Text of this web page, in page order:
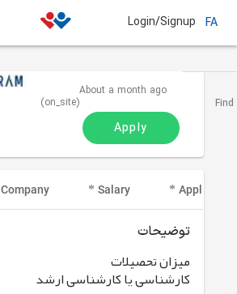
Login/Signup FA
(on_site)
About a month ago
Apply
Company Salary Applicant
توضیحات
میزان تحصیلات
کارشناسی یا کارشناسی ارشد